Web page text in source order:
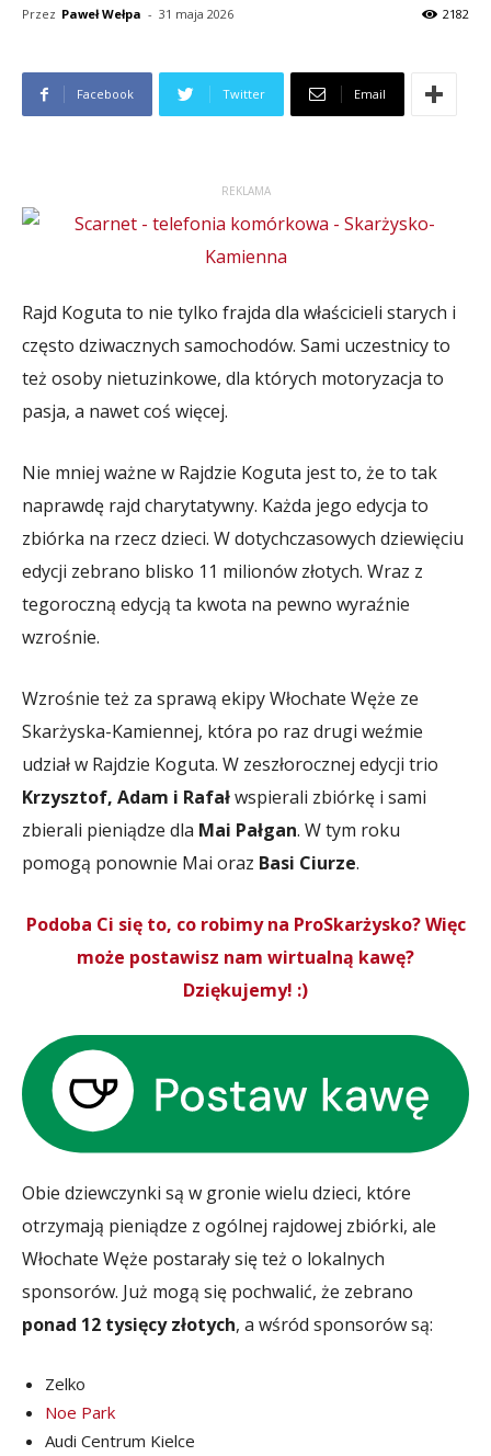
Przez Paweł Wełpa - 31 maja 2026 2182
Facebook Twitter Email
REKLAMA
Rajd Koguta to nie tylko frajda dla właścicieli starych i
często dziwacznych samochodów. Sami uczestnicy to
też osoby nietuzinkowe, dla których motoryzacja to
pasja, a nawet coś więcej.
Nie mniej ważne w Rajdzie Koguta jest to, że to tak
naprawdę rajd charytatywny. Każda jego edycja to
zbiórka na rzecz dzieci. W dotychczasowych dziewięciu
edycji zebrano blisko 11 milionów złotych. Wraz z
tegoroczną edycją ta kwota na pewno wyraźnie
wzrośnie.
Wzrośnie też za sprawą ekipy Włochate Węże ze
Skarżyska-Kamiennej, która po raz drugi weźmie
udział w Rajdzie Koguta. W zeszłorocznej edycji trio
Krzysztof, Adam i Rafałwspierali zbiórkę i sami
zbierali pieniądze dla Mai Pałgan. W tym roku
pomogą ponownie Mai oraz Basi Ciurze.
Podoba Ci się to, co robimy na ProSkarżysko? Więc
może postawisz nam wirtualną kawę?
Dziękujemy! :)
Obie dziewczynki są w gronie wielu dzieci, które
otrzymają pieniądze z ogólnej rajdowej zbiórki, ale
Włochate Węże postarały się też o lokalnych
sponsorów. Już mogą się pochwalić, że zebrano
ponad 12 tysięcy złotych, a wśród sponsorów są:
Zelko
Noe Park
Audi Centrum Kielce